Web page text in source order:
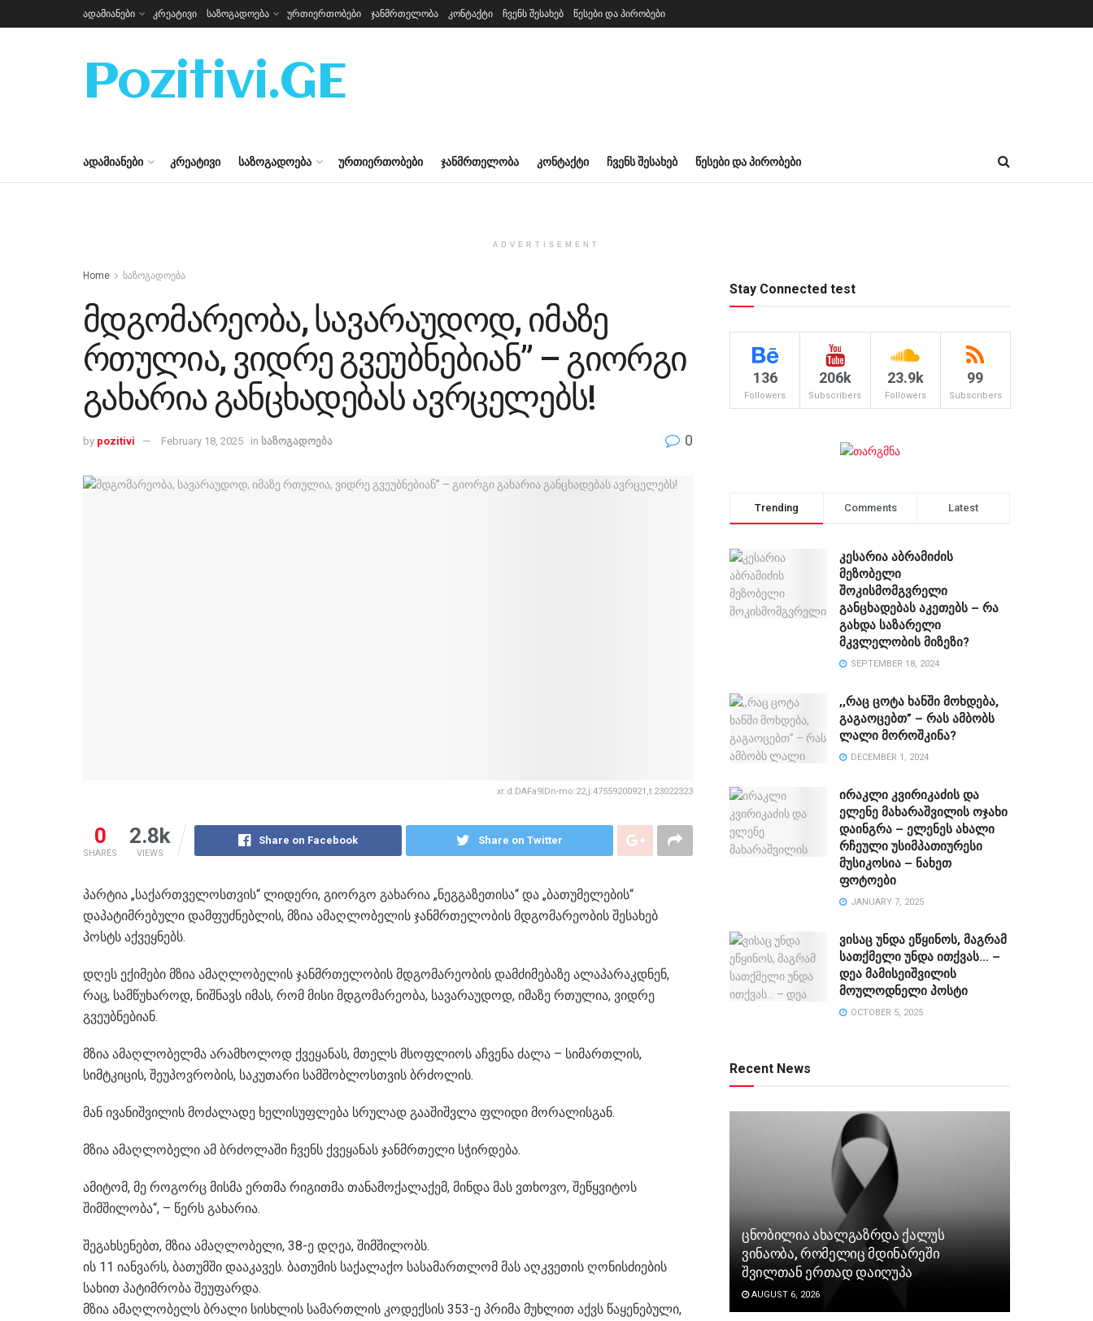
ადამიანები კრეატივი საზოგადოება ურთიერთობები ჯანმრთელობა კონტაქტი ჩვენს შესახებ წესები და პირობები
Pozitivi.GE
ᲐᲓᲐᲛᲘᲐᲜᲔᲑᲘ ᲙᲠᲔᲐᲢᲘᲕᲘ ᲡᲐᲖᲝᲒᲐᲓᲝᲔᲑᲐ ᲣᲠᲗᲘᲔᲠᲗᲝᲑᲔᲑᲘ ᲯᲐᲜᲛᲠᲗᲔᲚᲝᲑᲐ ᲙᲝᲜᲢᲐᲥᲢᲘ ᲩᲕᲔᲜᲡ ᲨᲔᲡᲐᲮᲔᲑ ᲬᲔᲡᲔᲑᲘ ᲓᲐ ᲞᲘᲠᲝᲑᲔᲑᲘ
ADVERTISEMENT
Home საზოგადოება
მდგომარეობა, სავარაუდოდ, იმაზე
რთულია, ვიდრე გვეუბნებიან” – გიორგი
გახარია განცხადებას ავრცელებს!
by pozitivi February 18, 2025 in საზოგადოება 0
xr:d:DAFa9IDn-mo:22,j:47559200921,t:23022323
0
SHARES
2.8k
VIEWS
Share on Facebook Share on Twitter
პარტია „საქართველოსთვის“ ლიდერი, გიორგო გახარია „ნეგგაზეთისა“ და „ბათუმელების“
დაპატიმრებული დამფუძნებლის, მზია ამაღლობელის ჯანმრთელობის მდგომარეობის შესახებ
პოსტს აქვეყნებს.
დღეს ექიმები მზია ამაღლობელის ჯანმრთელობის მდგომარეობის დამძიმებაზე ალაპარაკდნენ,
რაც, სამწუხაროდ, ნიშნავს იმას, რომ მისი მდგომარეობა, სავარაუდოდ, იმაზე რთულია, ვიდრე
გვეუბნებიან.
მზია ამაღლობელმა არამხოლოდ ქვეყანას, მთელს მსოფლიოს აჩვენა ძალა – სიმართლის,
სიმტკიცის, შეუპოვრობის, საკუთარი სამშობლოსთვის ბრძოლის.
მან ივანიშვილის მოძალადე ხელისუფლება სრულად გააშიშვლა ფლიდი მორალისგან.
მზია ამაღლობელი ამ ბრძოლაში ჩვენს ქვეყანას ჯანმრთელი სჭირდება.
ამიტომ, მე როგორც მისმა ერთმა რიგითმა თანამოქალაქემ, მინდა მას ვთხოვო, შეწყვიტოს
შიმშილობა“, – წერს გახარია.
შეგახსენებთ, მზია ამაღლობელი, 38-ე დღეა, შიმშილობს.
ის 11 იანვარს, ბათუმში დააკავეს. ბათუმის საქალაქო სასამართლომ მას აღკვეთის ღონისძიების
სახით პატიმრობა შეუფარდა.
მზია ამაღლობელს ბრალი სისხლის სამართლის კოდექსის 353-ე პრიმა მუხლით აქვს წაყენებული,
Stay Connected test
136
Followers
206k
Subscribers
23.9k
Followers
99
Subscribers
Trending Comments Latest
კესარია აბრამიძის
მეზობელი
შოკისმომგვრელი
განცხადებას აკეთებს – რა
გახდა საზარელი
მკვლელობის მიზეზი?
SEPTEMBER 18, 2024
,,რაც ცოტა ხანში მოხდება,
გაგაოცებთ” – რას ამბობს
ლალი მოროშკინა?
DECEMBER 1, 2024
ირაკლი კვირიკაძის და
ელენე მახარაშვილის ოჯახი
დაინგრა – ელენეს ახალი
რჩეული უსიმპათიურესი
მუსიკოსია – ნახეთ
ფოტოები
JANUARY 7, 2025
ვისაც უნდა ეწყინოს, მაგრამ
სათქმელი უნდა ითქვას… –
დეა მამისეიშვილის
მოულოდნელი პოსტი
OCTOBER 5, 2025
Recent News
ცნობილია ახალგაზრდა ქალუს
ვინაობა, რომელიც მდინარეში
შვილთან ერთად დაიღუპა
AUGUST 6, 2026